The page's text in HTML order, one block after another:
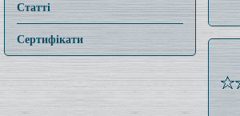
Статті
Сертифікати